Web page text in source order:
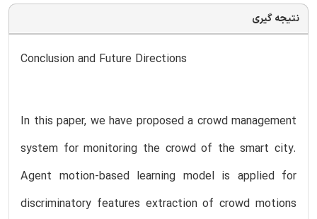
نتیجه گیری
Conclusion and Future Directions
In this paper, we have proposed a crowd management
system for monitoring the crowd of the smart city.
Agent motion-based learning model is applied for
discriminatory features extraction of crowd motions